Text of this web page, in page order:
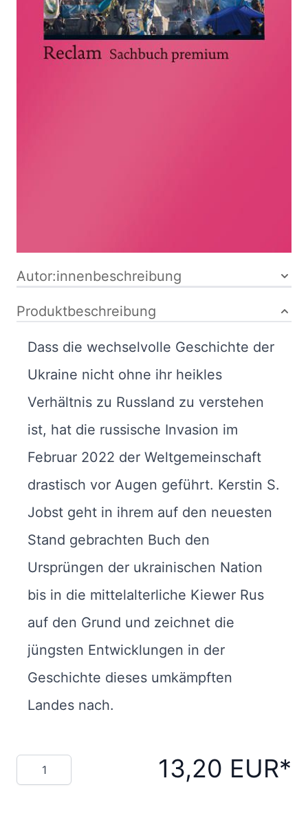
Kerstin S. Jobst
Verlag:
06.09.2022
Autor:innenbeschreibung
Produktbeschreibung
Dass die wechselvolle Geschichte der
Ukraine nicht ohne ihr heikles
Verhältnis zu Russland zu verstehen
ist, hat die russische Invasion im
Februar 2022 der Weltgemeinschaft
drastisch vor Augen geführt. Kerstin S.
Jobst geht in ihrem auf den neuesten
Stand gebrachten Buch den
Ursprüngen der ukrainischen Nation
bis in die mittelalterliche Kiewer Rus
auf den Grund und zeichnet die
jüngsten Entwicklungen in der
Geschichte dieses umkämpften
Landes nach.
Menge 13,20 EUR